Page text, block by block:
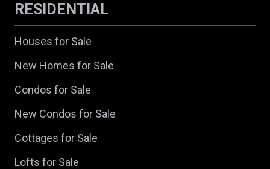
RESIDENTIAL
Houses for Sale
New Homes for Sale
Condos for Sale
New Condos for Sale
Cottages for Sale
Lofts for Sale